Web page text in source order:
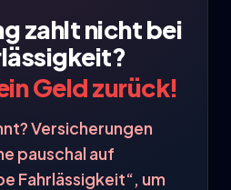
zahlt nicht bei
Geld zurück!
Versicherungen
pauschal auf
Fahrlässigkeit“, um